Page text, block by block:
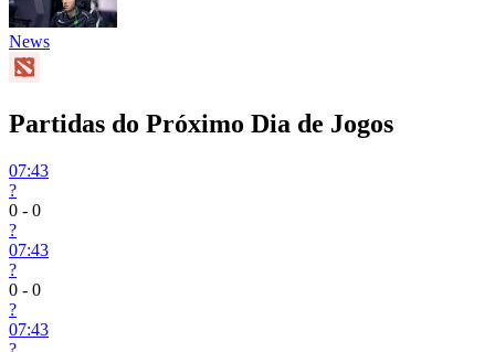
News
Partidas do Próximo Dia de Jogos
07:43
?
0 - 0
?
07:43
?
0 - 0
?
07:43